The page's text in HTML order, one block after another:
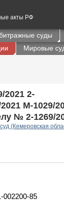
акты РФ
суды
Мировые
2021 2-
М-1029/
№ 2-1269/
(Кемеровская
002200-85